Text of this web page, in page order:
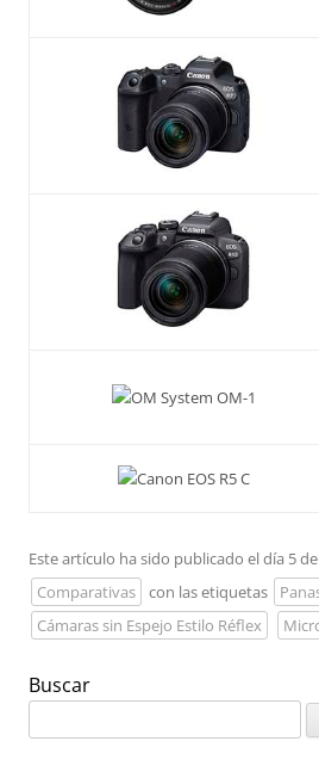
Este artículo ha sido publicado el día 5
Comparativas
con las etiquetas
Cámaras sin Espejo Estilo Réflex
Buscar